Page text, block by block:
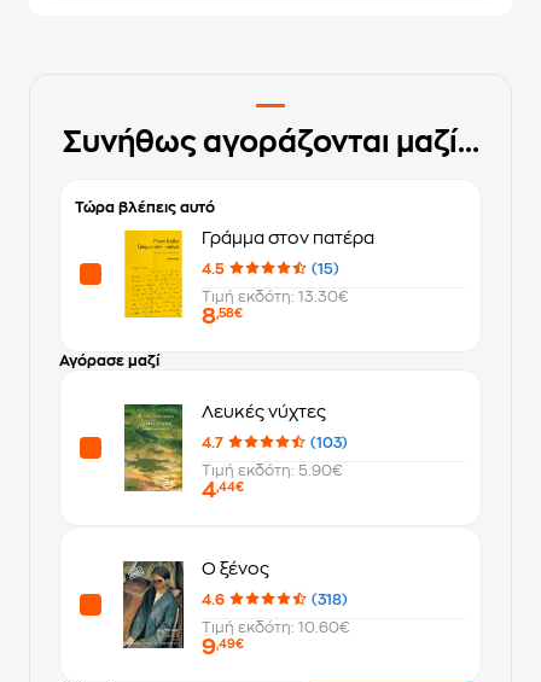
Συνήθως αγοράζονται μαζί...
Τώρα βλέπεις αυτό
Γράμμα στον πατέρα
4.5
(15)
Τιμή εκδότη: 13.30€
8,58€
Αγόρασε μαζί
Λευκές νύχτες
4.7
(103)
Τιμή εκδότη: 5.90€
4,44€
Ο ξένος
4.6
(318)
Τιμή εκδότη: 10.60€
9,49€